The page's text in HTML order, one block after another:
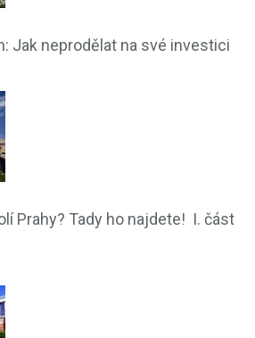
Jak neprodělat na své investici
Prahy? Tady ho najdete! I. část